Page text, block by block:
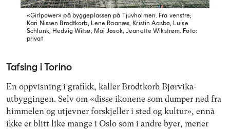
«Girlpower» på byggeplassen på Tjuvholmen. Fra venstre;
Kari Nissen Brodtkorb, Lene Raanæs, Kristin Aasbø, Luise
Schlunk, Hedvig Witsø, Maj Jøsok, Jeanette Wikstrøm. Foto:
privat
Tafsing i Torino
En oppvisning i grafikk, kaller Brodtkorb Bjørvika-
utbyggingen. Selv om «disse ikonene som dumper ned fra
himmelen og utjevner forskjeller i sted og kultur», ennå
ikke er blitt like mange i Oslo som i andre byer, mener